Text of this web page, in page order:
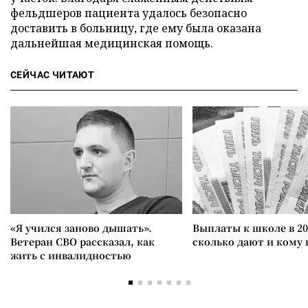
фельдшеров пациента удалось безопасно
доставить в больницу, где ему была оказана
дальнейшая медицинская помощь.
СЕЙЧАС ЧИТАЮТ
«Я учился заново дышать».
Ветеран СВО рассказал, как
жить с инвалидностью
Выплаты к школе в
сколько дают и